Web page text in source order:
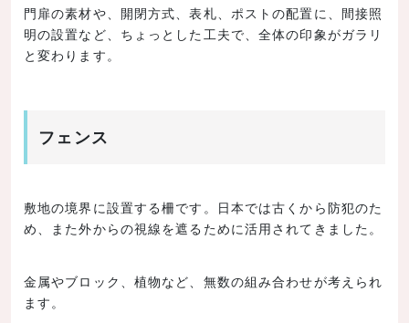
門扉の素材や、開閉方式、表札、ポストの配置に、間接照
明の設置など、ちょっとした工夫で、全体の印象がガラリ
と変わります。
フェンス
敷地の境界に設置する柵です。日本では古くから防犯のた
め、また外からの視線を遮るために活用されてきました。
金属やブロック、植物など、無数の組み合わせが考えられ
ます。